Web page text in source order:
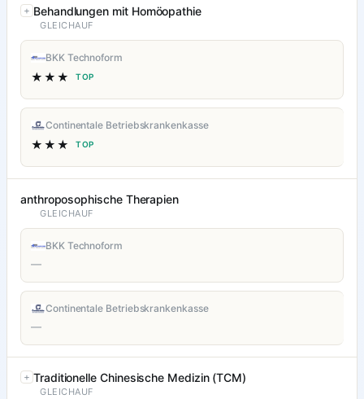
Behandlungen mit Homöopathie
GLEICHAUF
BKK Technoform
★★★ TOP
Continentale Betriebskrankenkasse
★★★ TOP
anthroposophische Therapien
GLEICHAUF
BKK Technoform
—
Continentale Betriebskrankenkasse
—
Traditionelle Chinesische Medizin (TCM)
GLEICHAUF